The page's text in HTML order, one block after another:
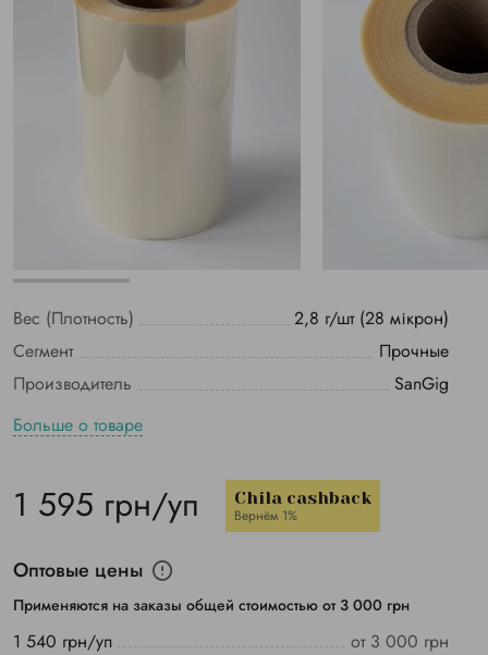
Вес (Плотность)
2,8 г/шт (28 мікрон)
Сегмент
Прочные
Производитель
SanGig
Больше о товаре
1 595 грн/уп Chila cashback
Вернём 1%
Оптовые цены
Применяются на заказы общей стоимостью от 3 000 грн
1 540 грн/уп
от 3 000 грн